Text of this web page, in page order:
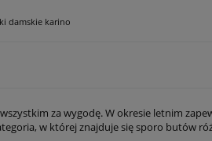
damskie karino
za wygodę. W okresie letnim
w której znajduje się sporo butów